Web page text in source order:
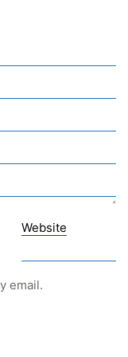
Website
email.